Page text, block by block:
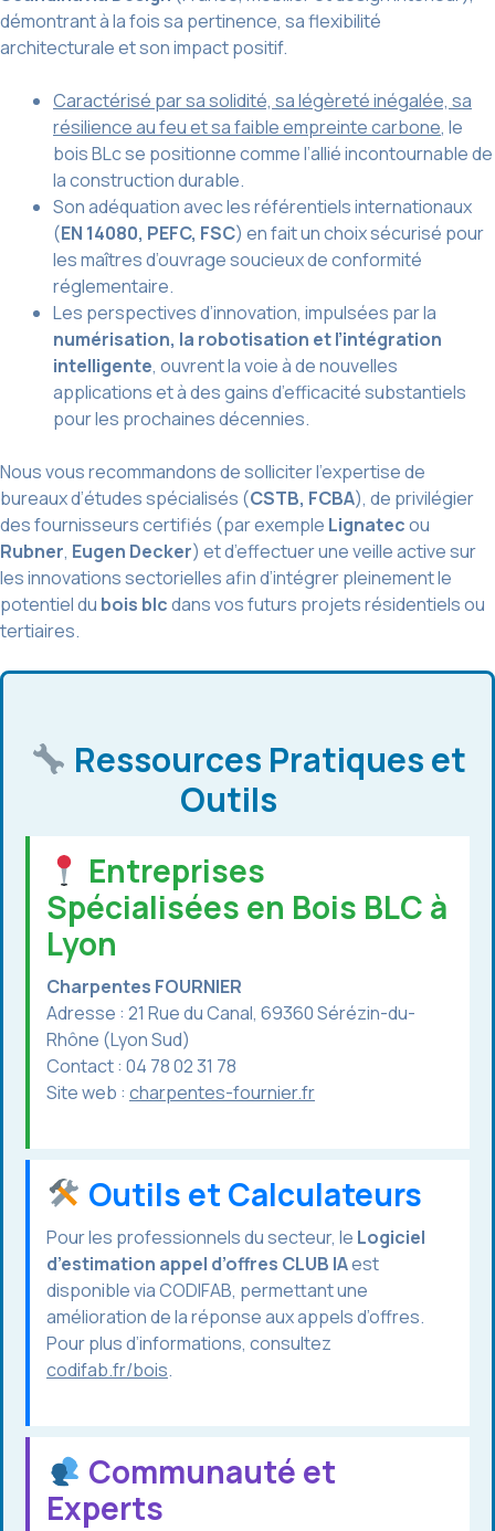
démontrant à la fois sa pertinence, sa flexibilité
architecturale et son impact positif.
Caractérisé par sa solidité, sa légèreté inégalée, sa
résilience au feu et sa faible empreinte carbone, le
bois BLc se positionne comme l’allié incontournable de
la construction durable.
Son adéquation avec les référentiels internationaux
(EN 14080, PEFC, FSC) en fait un choix sécurisé pour
les maîtres d’ouvrage soucieux de conformité
réglementaire.
Les perspectives d’innovation, impulsées par la
numérisation, la robotisation et l’intégration
intelligente, ouvrent la voie à de nouvelles
applications et à des gains d’efficacité substantiels
pour les prochaines décennies.
Nous vous recommandons de solliciter l’expertise de
bureaux d’études spécialisés (CSTB, FCBA), de privilégier
des fournisseurs certifiés (par exemple Lignatecou
Rubner, Eugen Decker) et d’effectuer une veille active sur
les innovations sectorielles afin d’intégrer pleinement le
potentiel du bois blcdans vos futurs projets résidentiels ou
tertiaires.
Ressources Pratiques et
Outils
Entreprises
Spécialisées en Bois BLC à
Lyon
Charpentes FOURNIER
Adresse : 21 Rue du Canal, 69360 Sérézin-du-
Rhône (Lyon Sud)
Contact : 04 78 02 31 78
Site web : charpentes-fournier.fr
Outils et Calculateurs
Pour les professionnels du secteur, le Logiciel
d’estimation appel d’offres CLUB IAest
disponible via CODIFAB, permettant une
amélioration de la réponse aux appels d’offres.
Pour plus d’informations, consultez
codifab.fr/bois.
Communauté et
Experts